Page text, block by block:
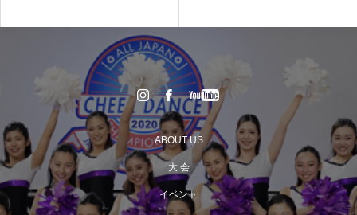
ABOUT US
大 会
イベント